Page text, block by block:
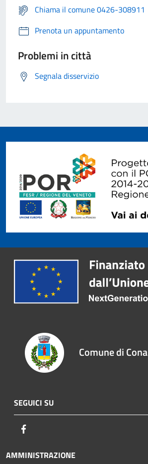
Chiama il comune 0426-308911
Prenota un appuntamento
Problemi in città
Segnala disservizio
Comune di Cona
SEGUICI SU
AMMINISTRAZIONE